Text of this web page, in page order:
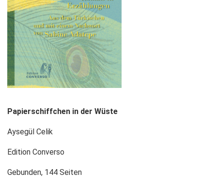
Papierschiffchen in der Wüste
Aysegül Celik
Edition Converso
Gebunden, 144 Seiten